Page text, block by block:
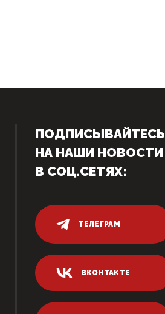
ПОДПИСЫВАЙТЕСЬ
НА НАШИ НОВОСТИ
В СОЦ.СЕТЯХ:
ТЕЛЕГРАМ
ВКОНТАКТЕ